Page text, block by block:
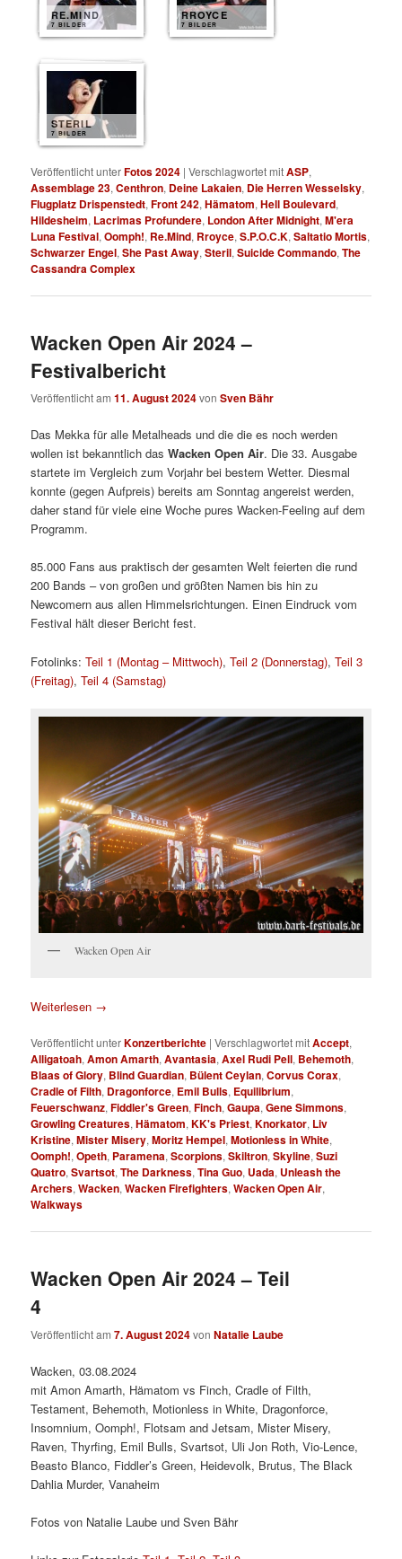
RE.MIND
7 BILDER
RROYCE
7 BILDER
STERIL
7 BILDER
Veröffentlicht unterFotos 2024 |Verschlagwortet mitASP,
Assemblage 23,Centhron, Deine Lakaien, Die Herren Wesselsky,
Flugplatz Drispenstedt,Front 242,Hämatom,Hell Boulevard,
Hildesheim, Lacrimas Profundere, London After Midnight,M'era
Luna Festival,Oomph!, Re.Mind, Rroyce,S.P.O.C.K,Saltatio Mortis,
Schwarzer Engel,She Past Away,Steril,Suicide Commando,The
Cassandra Complex
Wacken Open Air 2024 –
Festivalbericht
Veröffentlicht am11. August 2024vonSven Bähr
Das Mekka für alle Metalheads und die die es noch werden
wollen ist bekanntlich dasWacken Open Air. Die 33. Ausgabe
startete im Vergleich zum Vorjahr bei bestem Wetter. Diesmal
konnte (gegen Aufpreis) bereits am Sonntag angereist werden,
daher stand für viele eine Woche pures Wacken-Feeling auf dem
Programm.
85.000 Fans aus praktisch der gesamten Welt feierten die rund
200 Bands – von großen und größten Namen bis hin zu
Newcomern aus allen Himmelsrichtungen. Einen Eindruck vom
Festival hält dieser Bericht fest.
Fotolinks:Teil 1 (Montag – Mittwoch),Teil 2 (Donnerstag),Teil 3
(Freitag),Teil 4 (Samstag)
Wacken Open Air
Weiterlesen →
Veröffentlicht unterKonzertberichte |Verschlagwortet mitAccept,
Alligatoah,Amon Amarth,Avantasia,Axel Rudi Pell, Behemoth,
Blaas of Glory, Blind Guardian, Bülent Ceylan,Corvus Corax,
Cradle of Filth, Dragonforce, Emil Bulls, Equilibrium,
Feuerschwanz,Fiddler's Green,Finch,Gaupa,Gene Simmons,
Growling Creatures,Hämatom,KK's Priest,Knorkator, Liv
Kristine,Mister Misery,Moritz Hempel,Motionless in White,
Oomph!,Opeth, Paramena,Scorpions,Skiltron,Skyline,Suzi
Quatro,Svartsot,The Darkness,Tina Guo, Uada, Unleash the
Archers,Wacken,Wacken Firefighters,Wacken Open Air,
Walkways
Wacken Open Air 2024 – Teil
4
Veröffentlicht am7. August 2024vonNatalie Laube
Wacken, 03.08.2024
mit Amon Amarth, Hämatom vs Finch, Cradle of Filth,
Testament, Behemoth, Motionless in White, Dragonforce,
Insomnium, Oomph!, Flotsam and Jetsam, Mister Misery,
Raven, Thyrfing, Emil Bulls, Svartsot, Uli Jon Roth, Vio-Lence,
Beasto Blanco, Fiddler’s Green, Heidevolk, Brutus, The Black
Dahlia Murder, Vanaheim
Fotos von Natalie Laube und Sven Bähr